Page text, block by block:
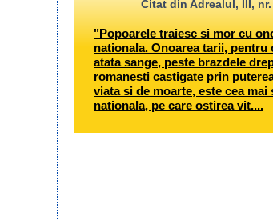
Citat din Adrealul, III, nr.
"Popoarele traiesc si mor cu
nationala. Onoarea tarii, pentru
atata sange, peste brazdele
romanesti castigate prin
viata si de moarte, este cea mai
nationala, pe care ostirea vit....